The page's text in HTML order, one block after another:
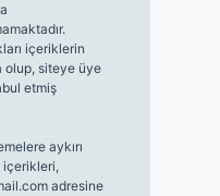
içeriklerin
olup, siteye üye
etmiş
aykırı
içerikleri,
adresine